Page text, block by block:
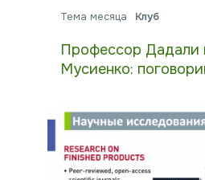
Тема месяца Клуб
Профессор Дадали
Мусиенко: